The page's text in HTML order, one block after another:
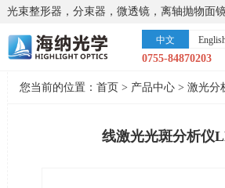
光束整形器，分束器，微透镜，离轴抛物面
太阳能模拟器，显微镜载物台，激光器，光
晶体
中文
0755-84870203
您当前的位置： 首页 > 产品中心> 激光分
线激光光斑分析仪